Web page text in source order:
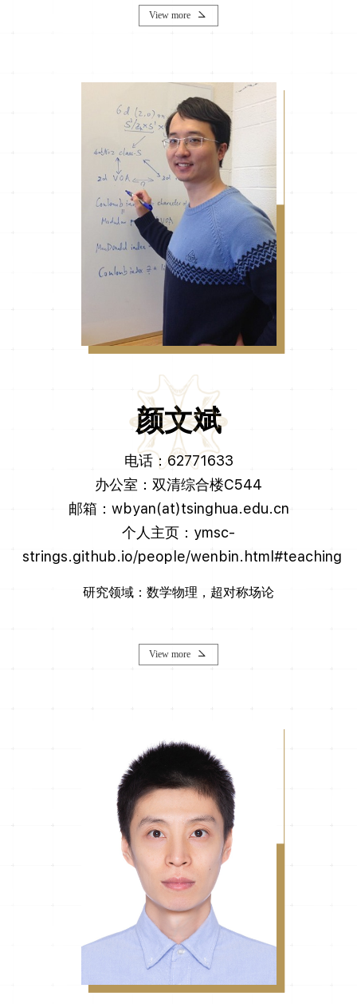
View more
颜文斌
电话：62771633
办公室：双清综合楼C544
邮箱：wbyan(at)tsinghua.edu.cn
个人主页：ymsc-
strings.github.io/people/wenbin.html#teaching
研究领域：数学物理，超对称场论
View more